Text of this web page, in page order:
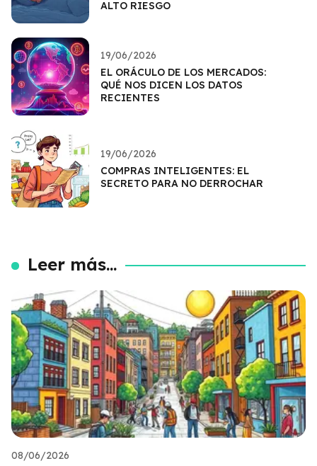
ALTO RIESGO
19/06/2026
EL ORÁCULO DE LOS MERCADOS:
QUÉ NOS DICEN LOS DATOS
RECIENTES
19/06/2026
COMPRAS INTELIGENTES: EL
SECRETO PARA NO DERROCHAR
Leer más...
08/06/2026